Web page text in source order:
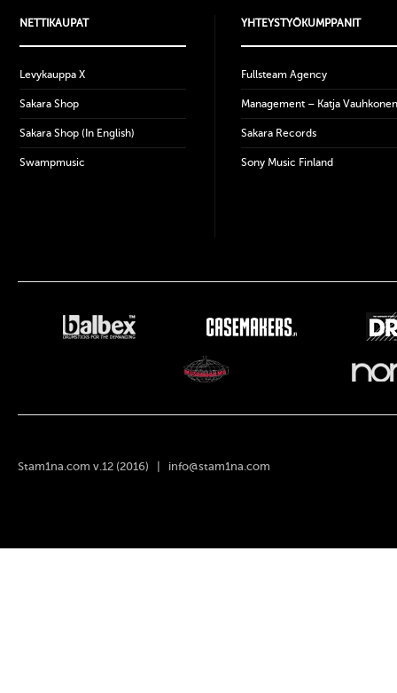
NETTIKAUPAT
Levykauppa X
Sakara Shop
Sakara Shop (In English)
Swampmusic
YHTEYSTYÖKUMPPANIT
Fullsteam Agency
Management – Katja Vauhkonen
Sakara Records
Sony Music Finland
Stam1na.com v.12 (2016) | info@stam1na.com